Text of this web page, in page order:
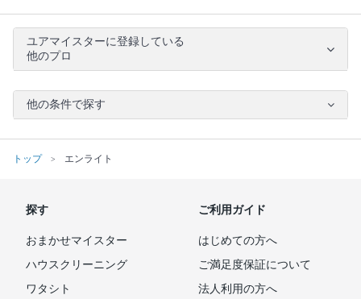
ユアマイスターに登録している
他のプロ
他の条件で探す
トップ エンライト
探す
おまかせマイスター
ハウスクリーニング
ワタシト
ご利用ガイド
はじめての方へ
ご満足度保証について
法人利用の方へ